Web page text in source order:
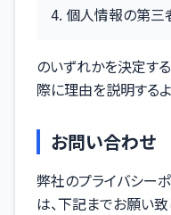
個人情報の第三
のいずれかを決定す
際に理由を説明するよ
お問い合わせ
弊社のプライバシー
は、下記までお願い致